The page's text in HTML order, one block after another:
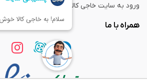
ورود به سایت خاجی‌ کالا
همراه با ما